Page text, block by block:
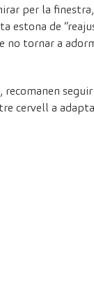
per la
estona de
no tornar a
, recomanen
cervell a